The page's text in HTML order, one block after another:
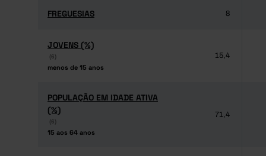
FREGUESIAS
FREGUESIAS 8
JOVENS (%)
(6)
menos de 15 anos
JOVENS (%)
(6)
menos de 15 anos
15,4
POPULAÇÃO EM IDADE ATIVA
(%)
(6)
15 aos 64 anos
POPULAÇÃO EM IDADE ATIVA
(%)
(6)
15 aos 64 anos
71,4